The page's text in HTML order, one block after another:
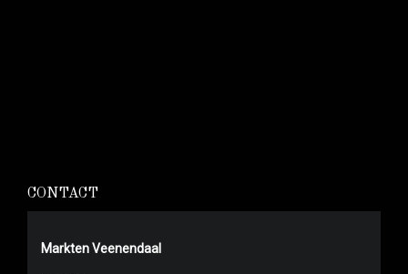
CONTACT
Markten Veenendaal